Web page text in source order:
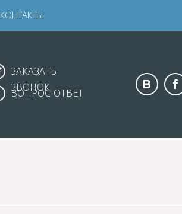
КОНТАКТЫ
ЗАКАЗАТЬ
ЗВОНОК
ВОПРОС-ОТВЕТ